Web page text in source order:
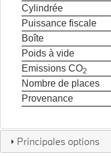
Cylindrée
Puissance fiscale
Boîte
Poids à vide
Emissions CO2
Nombre de places
Provenance
Principales options